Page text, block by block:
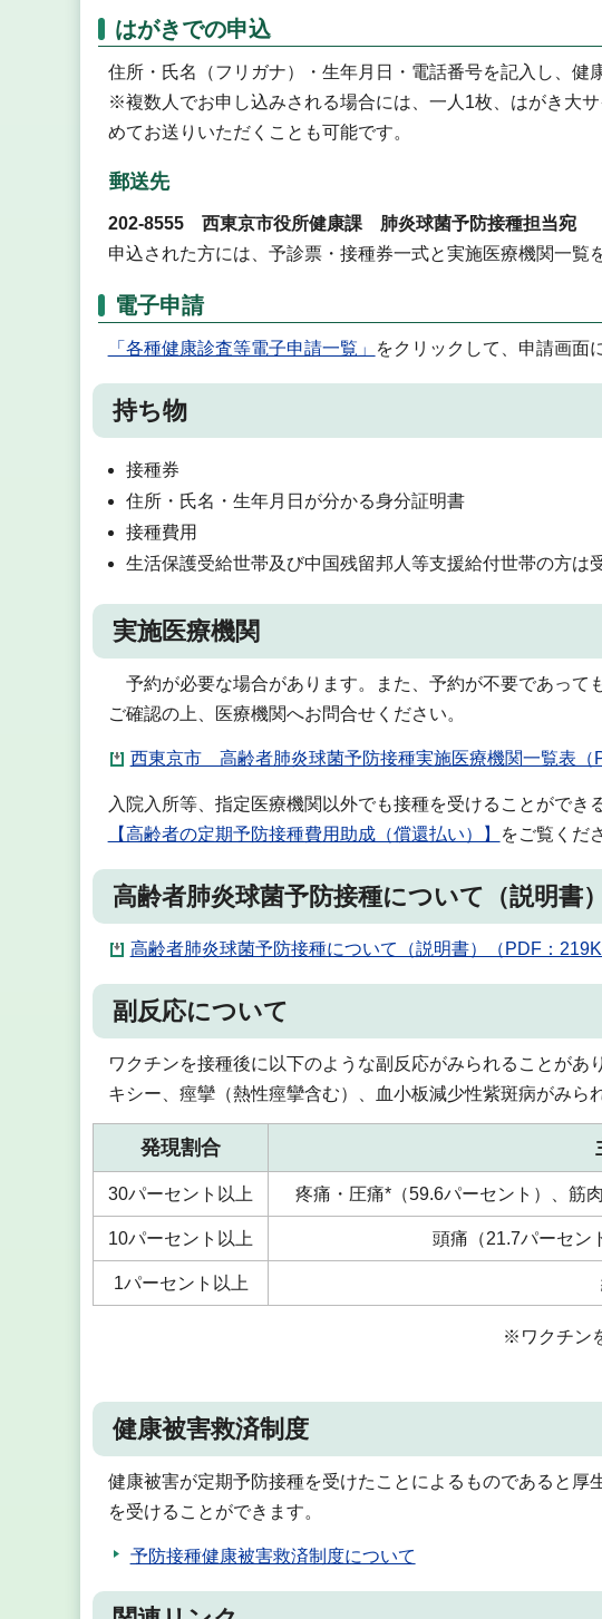
はがきでの申込
住所・氏名（フリガナ）・生年月日・電話番号を記入し、健
※複数人でお申し込みされる場合には、一人1枚、はがき大
めてお送りいただくことも可能です。
郵送先
202-8555 西東京市役所健康課 肺炎球菌予防接種担当宛
申込された方には、予診票・接種券一式と実施医療機関一覧
電子申請
「各種健康診査等電子申請一覧」 をクリックして、申請画面
持ち物
接種券
住所・氏名・生年月日が分かる身分証明書
接種費用
生活保護受給世帯及び中国残留邦人等支援給付世帯の方は
実施医療機関
予約が必要な場合があります。また、予約が不要であって
ご確認の上、医療機関へお問合せください。
西東京市 高齢者肺炎球菌予防接種実施医療機関一覧表（
入院入所等、指定医療機関以外でも接種を受けることができ
【高齢者の定期予防接種費用助成（償還払い）】
をご覧くだ
高齢者肺炎球菌予防接種について（説明書）
高齢者肺炎球菌予防接種について（説明書）（PDF：
副反応について
ワクチンを接種後に以下のような副反応がみられることが
キシー、痙攣（熱性痙攣含む）、血小板減少性紫斑病がみら
発現割合
30パーセント以上 疼痛・圧痛*（59.6パーセント）、筋
10パーセント以上 頭痛（21.7パーセン
1パーセント以上
※ワクチン
健康被害救済制度
健康被害が定期予防接種を受けたことによるものであると
を受けることができます。
予防接種健康被害救済制度について